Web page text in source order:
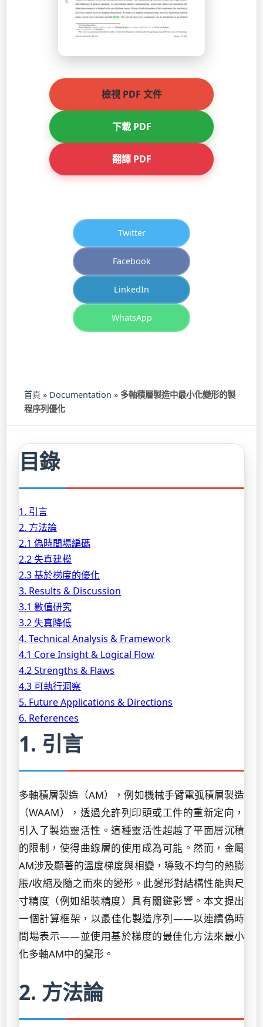
檢視 PDF 文件
下載 PDF
翻譯 PDF
Twitter
Facebook
LinkedIn
WhatsApp
首頁 » Documentation » 多軸積層製造中最小化變形的製
程序列優化
目錄
1. 引言
2. 方法論
2.1 偽時間場編碼
2.2 失真建模
2.3 基於梯度的優化
3. Results & Discussion
3.1 數值研究
3.2 失真降低
4. Technical Analysis & Framework
4.1 Core Insight & Logical Flow
4.2 Strengths & Flaws
4.3 可執行洞察
5. Future Applications & Directions
6. References
1. 引言
多軸積層製造（AM），例如機械手臂電弧積層製造
（WAAM），透過允許列印頭或工件的重新定向，
引入了製造靈活性。這種靈活性超越了平面層沉積
的限制，使得曲線層的使用成為可能。然而，金屬
AM涉及顯著的溫度梯度與相變，導致不均勻的熱膨
脹/收縮及隨之而來的變形。此變形對結構性能與尺
寸精度（例如組裝精度）具有關鍵影響。本文提出
一個計算框架，以最佳化製造序列——以連續偽時
間場表示——並使用基於梯度的最佳化方法來最小
化多軸AM中的變形。
2. 方法論